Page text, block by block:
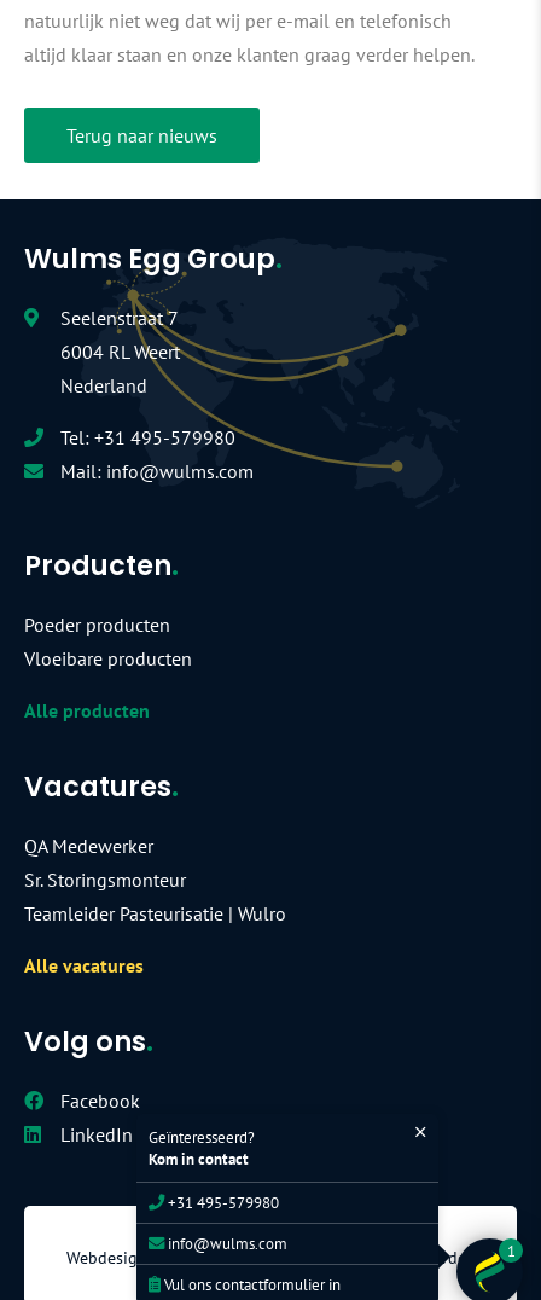
natuurlijk niet weg dat wij per e-mail en telefonisch
altijd klaar staan en onze klanten graag verder helpen.
Terug naar nieuws
Wulms Egg Group.
Seelenstraat 7
6004 RL Weert
Nederland
Tel: +31 495-579980
Mail: info@wulms.com
Producten.
Poeder producten
Vloeibare producten
Alle producten
Vacatures.
QA Medewerker
Sr. Storingsmonteur
Teamleider Pasteurisatie | Wulro
Alle vacatures
Volg ons.
Facebook
LinkedIn
© Wulms Egg Group - 2026
Webdesign
Privacy statement
Algemene voorwaarden
Sitemap
Geïnteresseerd?
Kom in contact
+31 495-579980
info@wulms.com
Vul ons contactformulier in
1